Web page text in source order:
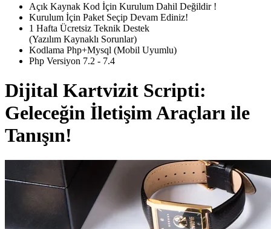
Açık Kaynak Kod İçin Kurulum Dahil Değildir !
Kurulum İçin Paket Seçip Devam Ediniz!
1 Hafta Ücretsiz Teknik Destek
(Yazılım Kaynaklı Sorunlar)
Kodlama Php+Mysql (Mobil Uyumlu)
Php Versiyon 7.2 - 7.4
Dijital Kartvizit Scripti:
Geleceğin İletişim Araçları ile
Tanışın!